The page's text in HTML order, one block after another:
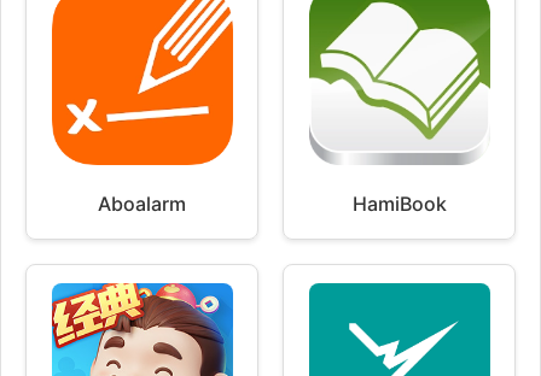
Aboalarm HamiBook